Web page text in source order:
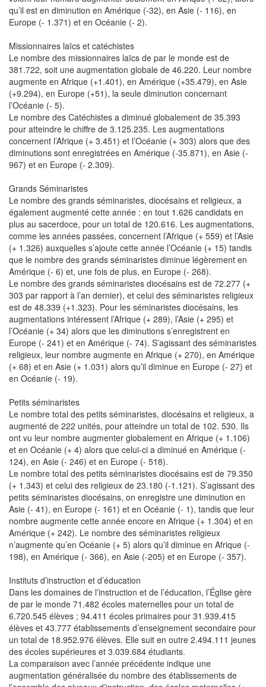
qu’il est en diminution en Amérique (-32), en Asie (- 116), en
Europe (- 1.371) et en Océanie (- 2).
Missionnaires laïcs et catéchistes
Le nombre des missionnaires laïcs de par le monde est de
381.722, soit une augmentation globale de 46.220. Leur nombre
augmente en Afrique (+1.401), en Amérique (+35.479), en Asie
(+9.294), en Europe (+51), la seule diminution concernant
l’Océanie (- 5).
Le nombre des Catéchistes a diminué globalement de 35.393
pour atteindre le chiffre de 3.125.235. Les augmentations
concernent l’Afrique (+ 3.451) et l’Océanie (+ 303) alors que des
diminutions sont enregistrées en Amérique (-35.871), en Asie (-
967) et en Europe (- 2.309).
Grands Séminaristes
Le nombre des grands séminaristes, diocésains et religieux, a
également augmenté cette année : en tout 1.626 candidats en
plus au sacerdoce, pour un total de 120.616. Les augmentations,
comme les années passées, concernent l’Afrique (+ 559) et l’Asie
(+ 1.326) auxquelles s’ajoute cette année l’Océanie (+ 15) tandis
que le nombre des grands séminaristes diminue légèrement en
Amérique (- 6) et, une fois de plus, en Europe (- 268).
Le nombre des grands séminaristes diocésains est de 72.277 (+
303 par rapport à l’an dernier), et celui des séminaristes religieux
est de 48.339 (+1.323). Pour les séminaristes diocésains, les
augmentations intéressent l’Afrique (+ 289), l’Asie (+ 295) et
l’Océanie (+ 34) alors que les diminutions s’enregistrent en
Europe (- 241) et en Amérique (- 74). S’agissant des séminaristes
religieux, leur nombre augmente en Afrique (+ 270), en Amérique
(+ 68) et en Asie (+ 1.031) alors qu’il diminue en Europe (- 27) et
en Océanie (- 19).
Petits séminaristes
Le nombre total des petits séminaristes, diocésains et religieux, a
augmenté de 222 unités, pour atteindre un total de 102. 530. Ils
ont vu leur nombre augmenter globalement en Afrique (+ 1.106)
et en Océanie (+ 4) alors que celui-ci a diminué en Amérique (-
124), en Asie (- 246) et en Europe (- 518).
Le nombre total des petits séminaristes diocésains est de 79.350
(+ 1.343) et celui des religieux de 23.180 (-1.121). S’agissant des
petits séminaristes diocésains, on enregistre une diminution en
Asie (- 41), en Europe (- 161) et en Océanie (- 1), tandis que leur
nombre augmente cette année encore en Afrique (+ 1.304) et en
Amérique (+ 242). Le nombre des séminaristes religieux
n’augmente qu’en Océanie (+ 5) alors qu’il diminue en Afrique (-
198), en Amérique (- 366), en Asie (-205) et en Europe (- 357).
Instituts d’instruction et d’éducation
Dans les domaines de l’instruction et de l’éducation, l’Église gère
de par le monde 71.482 écoles maternelles pour un total de
6.720.545 élèves ; 94.411 écoles primaires pour 31.939.415
élèves et 43.777 établissements d’enseignement secondaire pour
un total de 18.952.976 élèves. Elle suit en outre 2.494.111 jeunes
des écoles supérieures et 3.039.684 étudiants.
La comparaison avec l’année précédente indique une
augmentation généralisée du nombre des établissements de